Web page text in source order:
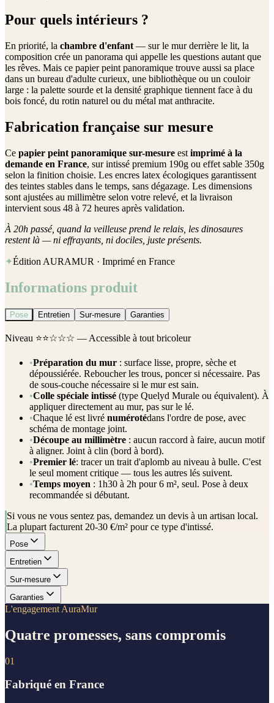
Pour quels intérieurs ?
En priorité, la chambre d'enfant — sur le mur derrière le lit, la
composition crée un panorama qui appelle les questions autant que
les rêves. Mais ce papier peint panoramique trouve aussi sa place
dans un bureau d'adulte curieux, une bibliothèque ou un couloir
large : la palette sourde et la densité graphique tiennent face à du
bois foncé, du rotin naturel ou du métal mat anthracite.
Fabrication française sur mesure
Ce papier peint panoramique sur-mesure est imprimé à la
demande en France, sur intissé premium 190g ou effet sable 350g
selon la finition choisie. Les encres latex écologiques garantissent
des teintes stables dans le temps, sans dégazage. Les dimensions
sont ajustées au millimètre selon votre relevé, et la livraison
intervient sous 48 à 72 heures après validation.
À 20h passé, quand la veilleuse prend le relais, les dinosaures
restent là — ni effrayants, ni dociles, juste présents.
✦Édition AURAMUR · Imprimé en France
Informations produit
Pose Entretien Sur-mesure Garanties
Niveau ⭐⭐☆☆☆ — Accessible à tout bricoleur
•Préparation du mur : surface lisse, propre, sèche et
dépoussiérée. Reboucher les trous, poncer si nécessaire. Pas
de sous-couche nécessaire si le mur est sain.
•Colle spéciale intissé (type Quelyd Murale ou équivalent). À
appliquer directement au mur, pas sur le lé.
•Chaque lé est livré numérotédans l'ordre de pose, avec
schéma de montage joint.
•Découpe au millimètre : aucun raccord à faire, aucun motif
à aligner. Joint à clin (bord à bord).
•Premier lé: tracer un trait d'aplomb au niveau à bulle. C'est
le seul moment critique — tous les autres lés suivent.
•Temps moyen : 1h30 à 2h pour 6 m², seul. Pose à deux
recommandée si débutant.
Si vous ne vous sentez pas, demandez un devis à un artisan local.
La plupart facturent 20-30 €/m² pour ce type d'intissé.
Pose
Entretien
Sur-mesure
Garanties
L'engagement AuraMur
Quatre promesses, sans compromis
01
Fabriqué en France